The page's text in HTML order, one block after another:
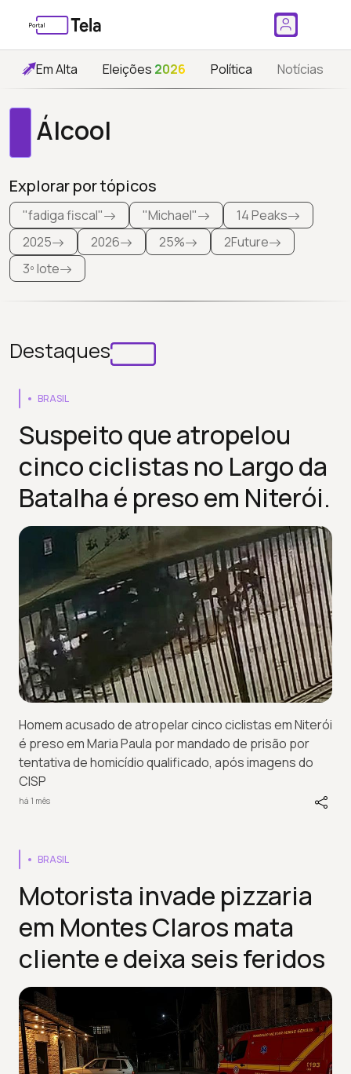
Em Alta Eleições 2026 Política Notícias
Álcool
Explorar por tópicos
"fadiga fiscal" "Michael"
14 Peaks
2025
2026 25%
2Future
3º lote
Destaques
BRASIL
Suspeito que atropelou
cinco ciclistas no Largo da
Batalha é preso em Niterói.
Homem acusado de atropelar cinco ciclistas em Niterói
é preso em Maria Paula por mandado de prisão por
tentativa de homicídio qualificado, após imagens do
CISP
há 1 mês
BRASIL
Motorista invade pizzaria
em Montes Claros mata
cliente e deixa seis feridos